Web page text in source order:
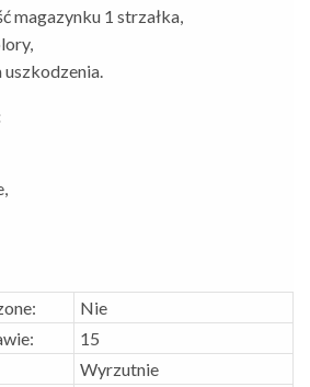
magazynku 1 strzałka,
Nie
15
Wyrzutnie